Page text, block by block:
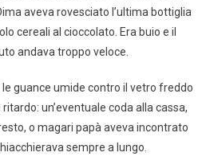
aveva rovesciato l’ultima bottiglia
cereali al cioccolato. Era buio e il
andava troppo veloce.
guance umide contro il vetro freddo
un’eventuale coda alla cassa,
o magari papà aveva incontrato
sempre a lungo.